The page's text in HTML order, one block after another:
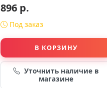
896 р.
Под заказ
В КОРЗИНУ
Уточнить наличие в
магазине